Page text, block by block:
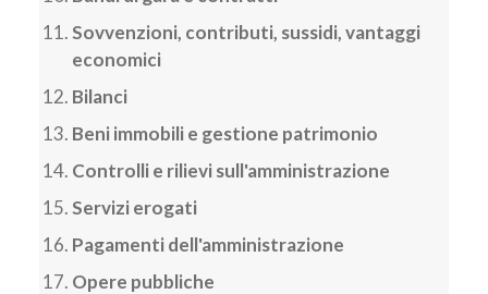
Sovvenzioni, contributi, sussidi, vantaggi
economici
Bilanci
Beni immobili e gestione patrimonio
Controlli e rilievi sull'amministrazione
Servizi erogati
Pagamenti dell'amministrazione
Opere pubbliche